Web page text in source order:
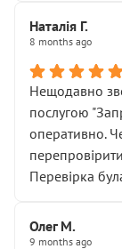
Наталія Г.
8 months ago
Нещодавно
послугою
оперативно.
Перевірка
Олег М.
9 months ago